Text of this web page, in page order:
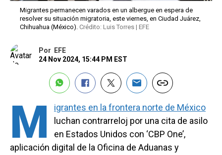
Migrantes permanecen varados en un albergue en espera de
resolver su situación migratoria, este viernes, en Ciudad Juárez,
Chihuahua (México). Crédito: Luis Torres | EFE
Por
EFE
24 Nov 2024, 15:44 PM EST
M
igrantes en la frontera norte de México
luchan contrarreloj por una cita de asilo
en Estados Unidos con ‘CBP One’,
aplicación digital de la Oficina de Aduanas y